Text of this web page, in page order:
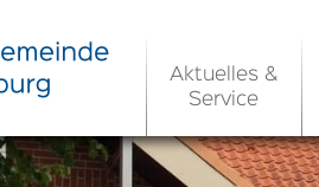
Aktuelles &
Service